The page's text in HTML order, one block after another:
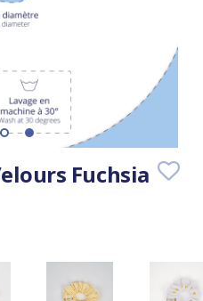
Fuchsia